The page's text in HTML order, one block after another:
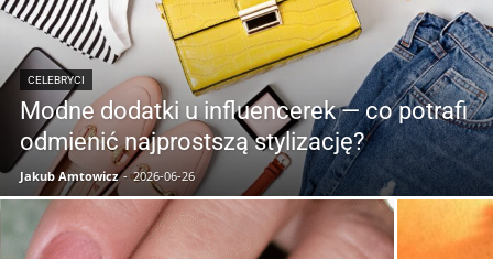
CELEBRYCI
Modne dodatki u influencerek — co potrafi
odmienić najprostszą stylizację?
Jakub Amtowicz - 2026-06-26